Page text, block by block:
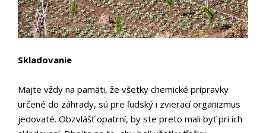
Skladovanie
Majte vždy na pamäti, že všetky chemické prípravky
určené do záhrady, sú pre ľudský i zvierací organizmus
jedovaté. Obzvlášť opatrní, by ste preto mali byť pri ich